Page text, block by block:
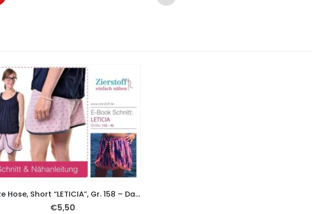
Kurze Hose, Short “LETICIA”, Gr. 158 – Damengr. 46
€5,50